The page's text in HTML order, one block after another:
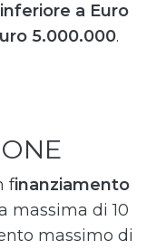
a Euro
5.000.000.
finanziamento
massima di 10
massimo di